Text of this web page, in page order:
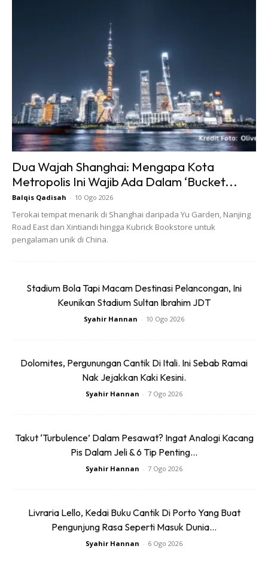
The moment korang melangkah masuk ke lobi hotel,
korang akan rasa macam berada di kayangan. Lawa
teruk! Kombinasi warna putih dan rose gold yang
digunakan oleh hotel ini menyerlahkan lagi element
luxurious dan elegant.
Staff hotel sangat attentive dan friendly. Proses untuk
check in juga pantas, tak penat nak menunggu.
Hotel ini mempunyai 162 bilik. Gambar bilik yang saya
upload ini merupakan bilik deluxe room, twin. Harga untuk
satu malam adalah RM299.
Dua Wajah Shanghai: Mengapa Kota
Metropolis Ini Wajib Ada Dalam ‘Bucket...
Balqis Qadisah - 10 Ogo 2026
Terokai tempat menarik di Shanghai daripada Yu Garden, Nanjing
Road East dan Xintiandi hingga Kubrick Bookstore untuk
pengalaman unik di China.
Stadium Bola Tapi Macam Destinasi Pelancongan, Ini
Keunikan Stadium Sultan Ibrahim JDT
Syahir Hannan - 10 Ogo 2026
Dolomites, Pergunungan Cantik Di Itali. Ini Sebab Ramai
Nak Jejakkan Kaki Kesini.
Syahir Hannan - 7 Ogo 2026
Takut ‘Turbulence’ Dalam Pesawat? Ingat Analogi Kacang
Pis Dalam Jeli & 6 Tip Penting...
Syahir Hannan - 7 Ogo 2026
Livraria Lello, Kedai Buku Cantik Di Porto Yang Buat
Pengunjung Rasa Seperti Masuk Dunia...
Syahir Hannan - 6 Ogo 2026